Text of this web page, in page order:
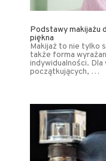
Podstawy makijażu
piękna
Makijaż to nie tylko
także forma
indywidualności. Dla
początkujących, …